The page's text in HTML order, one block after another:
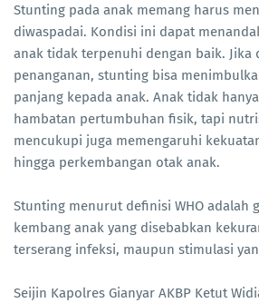
Stunting pada anak memang harus
diwaspadai. Kondisi ini dapat
anak tidak terpenuhi dengan baik. Jika
penanganan, stunting bisa
panjang kepada anak. Anak tidak
hambatan pertumbuhan fisik, tapi
mencukupi juga memengaruhi
hingga perkembangan otak anak.
Stunting menurut definisi WHO adalah
kembang anak yang disebabkan
terserang infeksi, maupun stimulasi
Seijin Kapolres Gianyar AKBP Ketut